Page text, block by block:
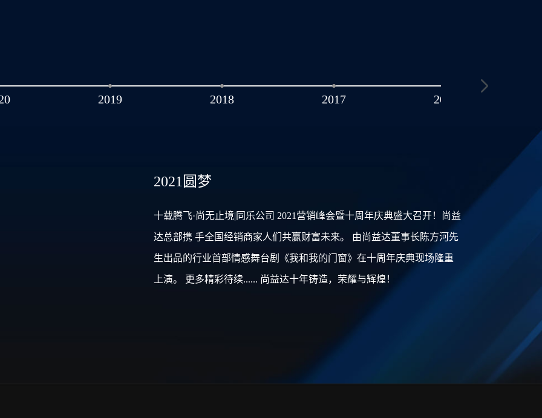
2019 2018 2017 2016
2021圆梦
十载腾飞·尚无止境|同乐公司 2021营销峰会暨十周年庆典盛大召开！尚益
达总部携 手全国经销商家人们共赢财富未来。 由尚益达董事长陈方河先
生出品的行业首部情感舞台剧《我和我的门窗》在十周年庆典现场隆重
上演。 更多精彩待续...... 尚益达十年铸造，荣耀与辉煌！